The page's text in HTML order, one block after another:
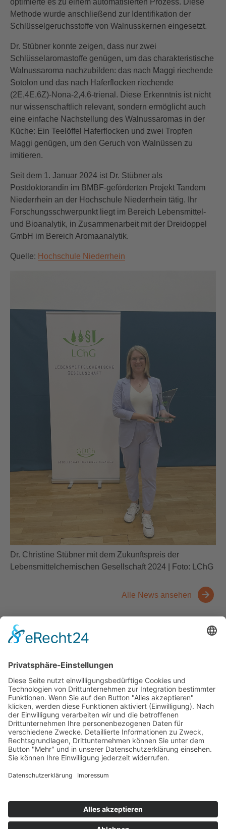
optimierte es zu einem automatisierten Prozess. Diese
Methode wurde anschließend zur Identifikation der
Schlüsselgeruchsstoffe von Walnusskernen eingesetzt.
Dr. Stübner konnte zeigen, dass nur zwei
Schlüsselaromastoffe genügen, um das charakteristische
Walnussaroma nachzubilden: das nach Maggi riechende
Sotolon und das nach Haferflocken riechende
(2E,4E,6Z)-Nona-2,4,6-trienal. Diese Erkenntnis ist nicht
nur wissenschaftlich relevant, sondern ermöglicht auch
eine einfache Nachstellung des Walnussaromas in der
Küche: Ein Teelöffel Haferflocken und zwei Tropfen
Maggi genügen, um den Geruch von Walnüssen zu
imitieren.
Seit dem 1. Januar 2024 ist Dr. Stübner als
Postdoktorandin im BMBF-geförderten Projekt Tandem
Niederrhein an der Hochschule Niederrhein tätig. Ihr
Forschungsschwerpunkt liegt im Bereich Lebensmittel-
und Bioanalytik, in Zusammenarbeit mit der Dreidoppel
GmbH im Bereich Aromaanalytik.
Quelle: Hochschule Niederrhein
Dr. Christine Stübner mit dem Zukunftspreis der
Lebensmittelchemischen Gesellschaft 2024 | Foto: LChG
Alle News ansehen
Kontakt Messen Zahlen und Fakten Downloads
Denken Sie Über uns
 